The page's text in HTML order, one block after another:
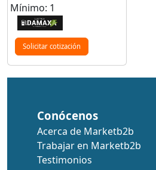
Mínimo: 1
Solicitar cotización
Conócenos
Acerca de Marketb2b
Trabajar en Marketb2b
Testimonios